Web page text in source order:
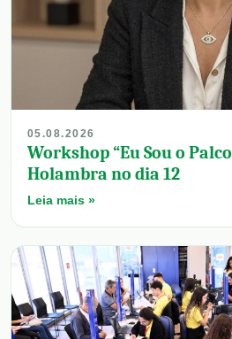
05.08.2026
Workshop “Eu Sou o
Holambra no dia 12
Leia mais »